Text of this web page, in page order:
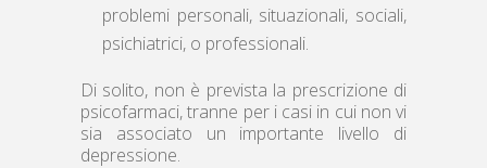
problemi personali, situazionali, sociali,
psichiatrici, o professionali.
Di solito, non è prevista la prescrizione di
psicofarmaci, tranne per i casi in cui non vi
sia associato un importante livello di
depressione.